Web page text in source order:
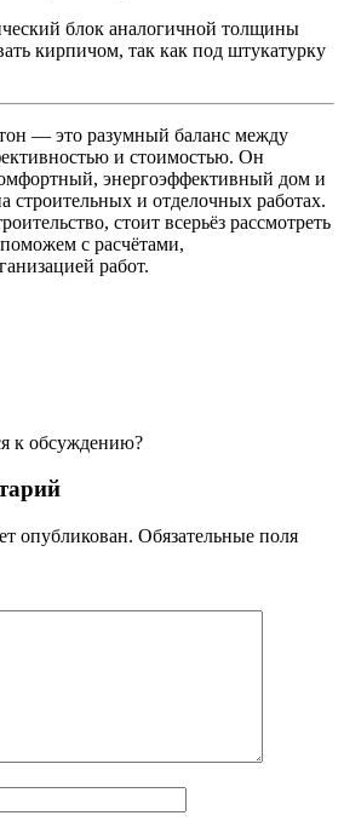
блок аналогичной толщины
кирпичом, так как под штукатурку
— это разумный баланс между
и стоимостью. Он
энергоэффективный дом и
строительных и отделочных работах.
стоит всерьёз рассмотреть
с расчётами,
работ.
к обсуждению?
опубликован. Обязательные поля